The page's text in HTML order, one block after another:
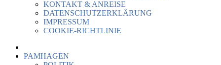
KONTAKT & ANREISE
DATENSCHUTZERKLÄRUNG
IMPRESSUM
COOKIE-RICHTLINIE
PAMHAGEN